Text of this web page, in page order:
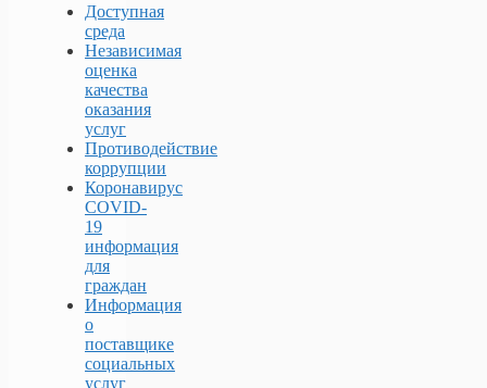
Доступная
среда
Независимая
оценка
качества
оказания
услуг
Противодействие
коррупции
Коронавирус
COVID-
19
информация
для
граждан
Информация
о
поставщике
социальных
услуг